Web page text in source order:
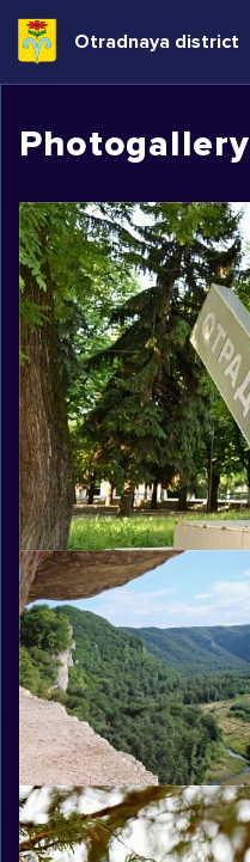
Otradnaya district
Photogallery